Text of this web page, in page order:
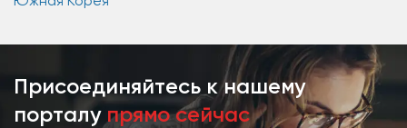
Присоединяйтесь к нашему
порталу прямо сейчас